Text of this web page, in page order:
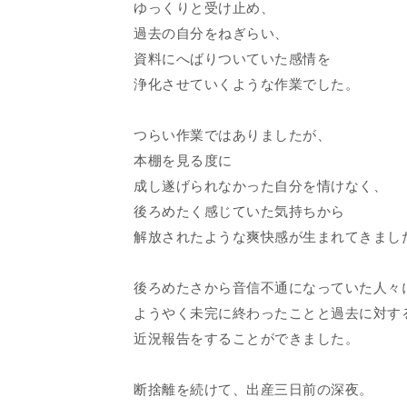
ゆっくりと受け止め、
過去の自分をねぎらい、
資料にへばりついていた感情を
浄化させていくような作業でした。
つらい作業ではありましたが、
本棚を見る度に
成し遂げられなかった自分を情けなく、
後ろめたく感じていた気持ちから
解放されたような爽快感が生まれてきまし
後ろめたさから音信不通になっていた人々
ようやく未完に終わったことと過去に対す
近況報告をすることができました。
断捨離を続けて、出産三日前の深夜。